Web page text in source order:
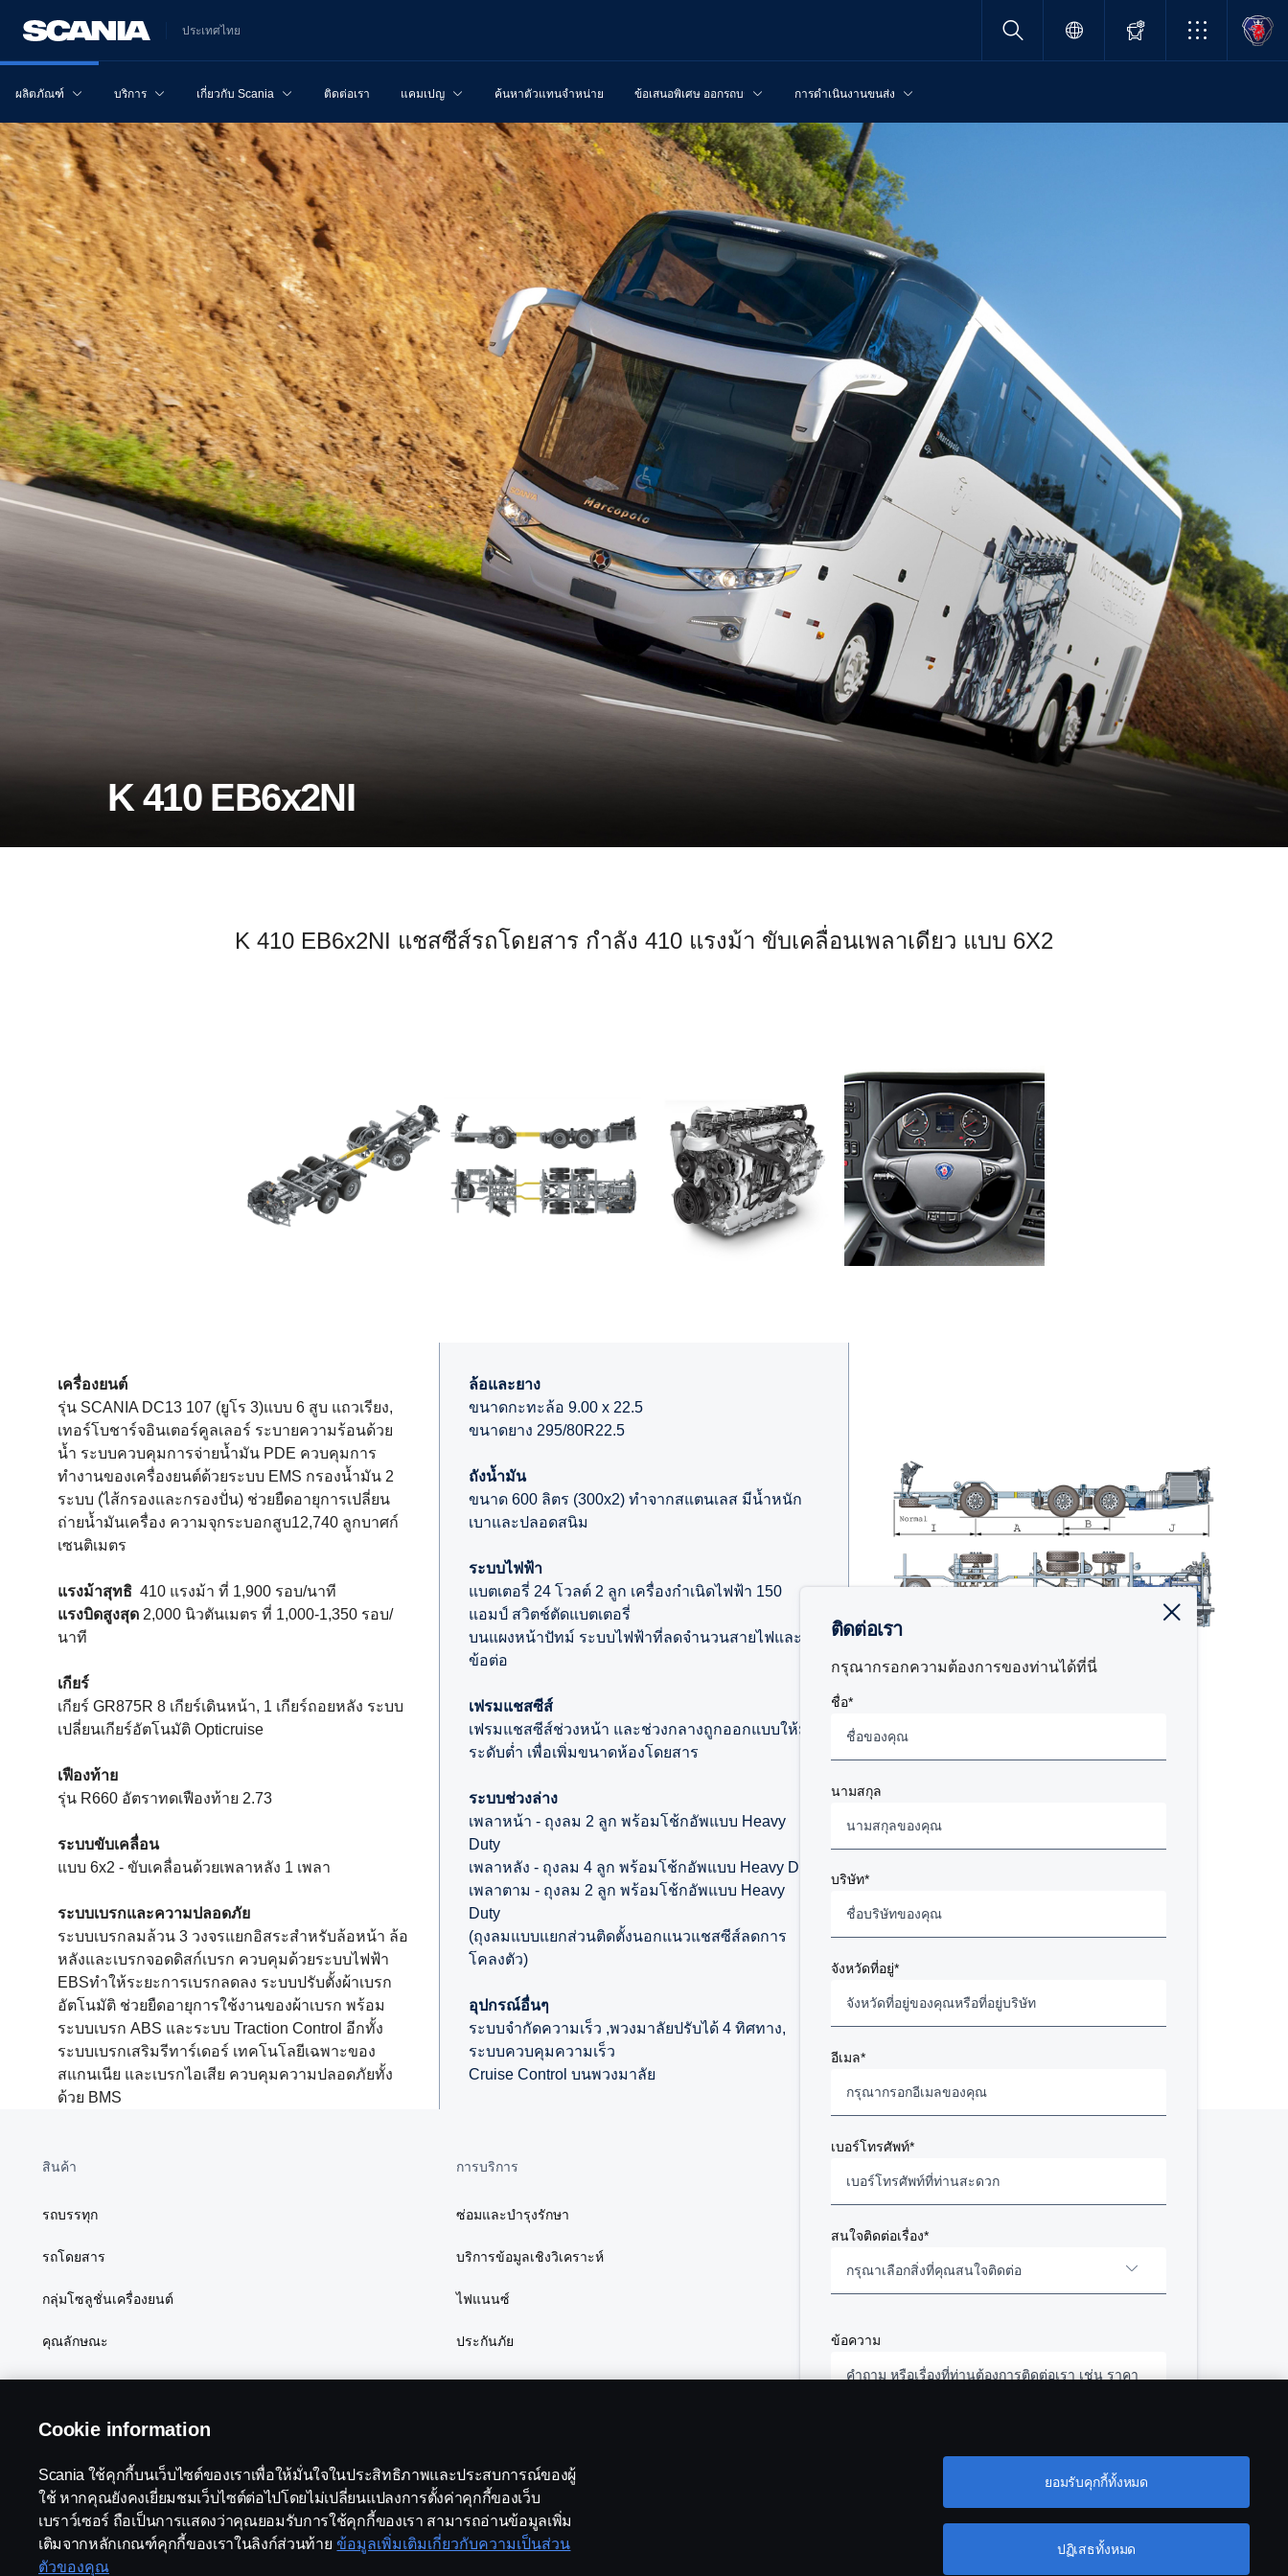
ประเทศไทย
ผลิตภัณฑ์ บริการ เกี่ยวกับ Scania ติดต่อเรา แคมเปญ ค้นหาตัวแทนจำหน่าย ข้อเสนอพิเศษ ออกรถบรรทุกใหม่ การดำเนินงานขนส่ง
K 410 EB6x2NI
K 410 EB6x2NI แชสซีส์รถโดยสาร กำลัง 410 แรงม้า ขับเคลื่อนเพลาเดียว แบบ 6X2
เครื่องยนต์
รุ่น SCANIA DC13 107 (ยูโร 3)แบบ 6 สูบ แถวเรียง,
เทอร์โบชาร์จอินเตอร์คูลเลอร์ ระบายความร้อนด้วย
น้ำ ระบบควบคุมการจ่ายน้ำมัน PDE ควบคุมการ
ทำงานของเครื่องยนต์ด้วยระบบ EMS กรองน้ำมัน 2
ระบบ (ไส้กรองและกรองปั่น) ช่วยยืดอายุการเปลี่ยน
ถ่ายน้ำมันเครื่อง ความจุกระบอกสูบ12,740 ลูกบาศก์
เซนติเมตร
แรงม้าสุทธิ 410 แรงม้า ที่ 1,900 รอบ/นาที
แรงบิดสูงสุด 2,000 นิวตันเมตร ที่ 1,000-1,350 รอบ/
นาที
เกียร์
เกียร์ GR875R 8 เกียร์เดินหน้า, 1 เกียร์ถอยหลัง ระบบ
เปลี่ยนเกียร์อัตโนมัติ Opticruise
เฟืองท้าย
รุ่น R660 อัตราทดเฟืองท้าย 2.73
ระบบขับเคลื่อน
แบบ 6x2 - ขับเคลื่อนด้วยเพลาหลัง 1 เพลา
ระบบเบรกและความปลอดภัย
ระบบเบรกลมล้วน 3 วงจรแยกอิสระสำหรับล้อหน้า ล้อ
หลังและเบรกจอดดิสก์เบรก ควบคุมด้วยระบบไฟฟ้า
EBSทำให้ระยะการเบรกลดลง ระบบปรับตั้งผ้าเบรก
อัตโนมัติ ช่วยยืดอายุการใช้งานของผ้าเบรก พร้อม
ระบบเบรก ABS และระบบ Traction Control อีกทั้ง
ระบบเบรกเสริมรีทาร์เดอร์ เทคโนโลยีเฉพาะของ
สแกนเนีย และเบรกไอเสีย ควบคุมความปลอดภัยทั้ง
ด้วย BMS
ล้อและยาง
ขนาดกะทะล้อ 9.00 x 22.5
ขนาดยาง 295/80R22.5
ถังน้ำมัน
ขนาด 600 ลิตร (300x2) ทำจากสแตนเลส มีน้ำหนัก
เบาและปลอดสนิม
ระบบไฟฟ้า
แบตเตอรี่ 24 โวลต์ 2 ลูก เครื่องกำเนิดไฟฟ้า 150
แอมป์ สวิตช์ตัดแบตเตอรี่
บนแผงหน้าปัทม์ ระบบไฟฟ้าที่ลดจำนวนสายไฟและ
ข้อต่อ
เฟรมแชสซีส์
เฟรมแชสซีส์ช่วงหน้า และช่วงกลางถูกออกแบบให้มี
ระดับต่ำ เพื่อเพิ่มขนาดห้องโดยสาร
ระบบช่วงล่าง
เพลาหน้า - ถุงลม 2 ลูก พร้อมโช้กอัพแบบ Heavy
Duty
เพลาหลัง - ถุงลม 4 ลูก พร้อมโช้กอัพแบบ Heavy Duty
เพลาตาม - ถุงลม 2 ลูก พร้อมโช้กอัพแบบ Heavy
Duty
(ถุงลมแบบแยกส่วนติดตั้งนอกแนวแชสซีส์ลดการ
โคลงตัว)
อุปกรณ์อื่นๆ
ระบบจำกัดความเร็ว ,พวงมาลัยปรับได้ 4 ทิศทาง,
ระบบควบคุมความเร็ว
Cruise Control บนพวงมาลัย
ระยะยื่นหน้า (I) 5,790 มม.
ระยะยื่นท้าย (J) 4,000 มม.
เพลาหน้า 7,500 กก.
ติดต่อเรา
กรุณากรอกความต้องการของท่านได้ที่นี่
ชื่อ*
นามสกุล
บริษัท*
จังหวัดที่อยู่*
อีเมล*
เบอร์โทรศัพท์*
สนใจติดต่อเรื่อง*
กรุณาเลือกสิ่งที่คุณสนใจติดต่อ
รถสแกนเนียมือสองของแท้
ข้อความ
ข้อมูลของท่านสู่ภายนอกแต่อย่างใด เราจะจัดการข้อมูล
ฉันยอมรับข้อกำหนดและเงื่อนไข
สินค้า
รถบรรทุก
รถโดยสาร
กลุ่มโซลูชั่นเครื่องยนต์
คุณลักษณะ
การบริการ
ซ่อมและบำรุงรักษา
บริการข้อมูลเชิงวิเคราะห์
ไฟแนนซ์
ประกันภัย
ข่าวสาร
ขนส่งอย่างยั่งยืน
สินค้าไลฟ์สไตล์
Scania in Your Region: ประเทศไทย
Cookie information
Scania ใช้คุกกี้บนเว็บไซต์ของเราเพื่อให้มั่นใจในประสิทธิภาพและประสบการณ์ของผู้
ใช้ หากคุณยังคงเยี่ยมชมเว็บไซต์ต่อไปโดยไม่เปลี่ยนแปลงการตั้งค่าคุกกี้ของเว็บ
เบราว์เซอร์ ถือเป็นการแสดงว่าคุณยอมรับการใช้คุกกี้ของเรา สามารถอ่านข้อมูลเพิ่ม
เติมจากหลักเกณฑ์คุกกี้ของเราในลิงก์ส่วนท้าย ข้อมูลเพิ่มเติมเกี่ยวกับความเป็นส่วน
ตัวของคุณ
ปฏิเสธทั้งหมด
ยอมรับคุกกี้ทั้งหมด